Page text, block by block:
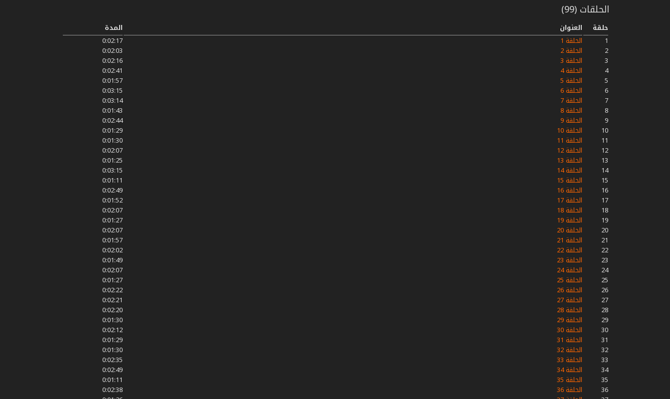
الحلقات (99)
حلقة العنوان
المدة
1
الحلقة 1
0:02:17
2
الحلقة 2
0:02:03
3
الحلقة 3
0:02:16
4
الحلقة 4
0:02:41
5
الحلقة 5
0:01:57
6
الحلقة 6
0:03:15
7
الحلقة 7
0:03:14
8
الحلقة 8
0:01:43
9
الحلقة 9
0:02:44
10
الحلقة 10
0:01:29
11
الحلقة 11
0:01:30
12
الحلقة 12
0:02:07
13
الحلقة 13
0:01:25
14
الحلقة 14
0:03:15
15
الحلقة 15
0:01:11
16
الحلقة 16
0:02:49
17
الحلقة 17
0:01:52
18
الحلقة 18
0:02:07
19
الحلقة 19
0:01:27
20
الحلقة 20
0:02:07
21
الحلقة 21
0:01:57
22
الحلقة 22
0:02:02
23
الحلقة 23
0:01:49
24
الحلقة 24
0:02:07
25
الحلقة 25
0:01:27
26
الحلقة 26
0:02:22
27
الحلقة 27
0:02:21
28
الحلقة 28
0:02:20
29
الحلقة 29
0:01:30
30
الحلقة 30
0:02:12
31
الحلقة 31
0:01:29
32
الحلقة 32
0:01:30
33
الحلقة 33
0:02:35
34
الحلقة 34
0:02:49
35
الحلقة 35
0:01:11
36
الحلقة 36
0:02:38